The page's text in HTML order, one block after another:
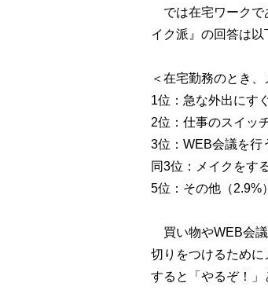
では在宅ワークで
イク派』の回答は以
＜在宅勤務のとき
1位：急な外出にす
2位：仕事のスイッ
3位：WEB会議を行
同3位：メイクをす
5位：その他（2.9%）
買い物やWEB会議
切りをつけるため
すると「やるぞ！」